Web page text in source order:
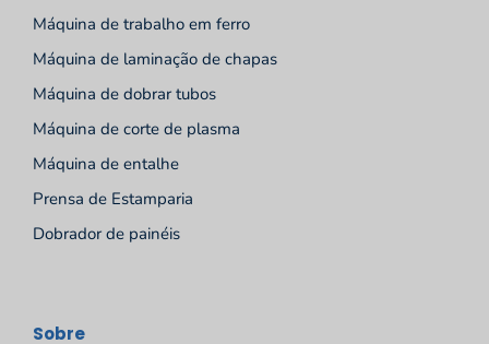
Máquina de trabalho em ferro
Máquina de laminação de chapas
Máquina de dobrar tubos
Máquina de corte de plasma
Máquina de entalhe
Prensa de Estamparia
Dobrador de painéis
Sobre